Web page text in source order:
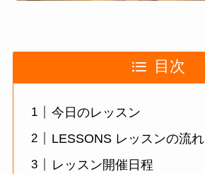
目次
今日のレッスン
LESSONS レッスンの流れ
レッスン開催日程